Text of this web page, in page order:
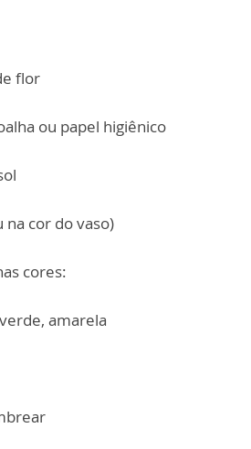
flor
ou papel higiênico
na cor do vaso)
cores:
erde, amarela